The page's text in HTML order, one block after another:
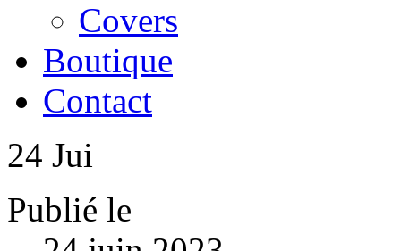
Covers
Boutique
Contact
24 Jui
Publié le